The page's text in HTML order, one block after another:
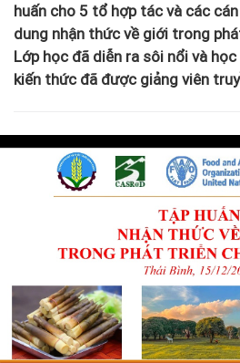
huấn cho 5 tổ hợp tác và các
dung nhận thức về giới trong
Lớp học đã diễn ra sôi nổi và
kiến thức đã được giảng viên